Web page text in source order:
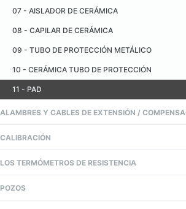
07 - AISLADOR DE CERÁMICA
08 - CAPILAR DE CERÁMICA
09 - TUBO DE PROTECCIÓN METÁLICO
10 - CERÁMICA TUBO DE PROTECCIÓN
11 - PAD
ALAMBRES Y CABLES DE EXTENSIÓN /
02 - PRECAUCIONES Y RECOMENDACIONES
04 - TABLA DE COLORES X ESTÁNDARES
1 - DEFINICION
CALIBRACIÓN
01 - INTRODUCCIÓN
LOS TERMÓMETROS DE RESISTENCIA
01 - INTRODUÇÃO
POZOS